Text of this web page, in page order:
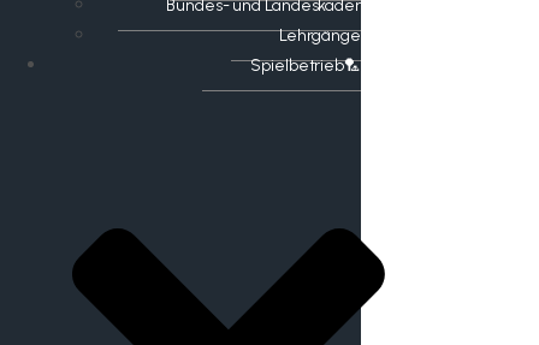
Bundes- und Landeskader
Lehrgänge
Spielbetrieb🏸